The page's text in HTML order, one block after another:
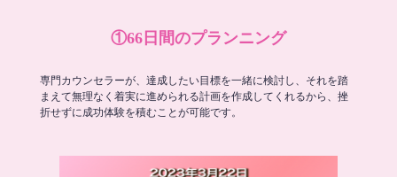
①66日間のプランニング
専門カウンセラーが、達成したい目標を一緒に検討し、それを踏
まえて無理なく着実に進められる計画を作成してくれるから、挫
折せずに成功体験を積むことが可能です。